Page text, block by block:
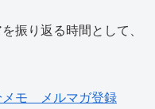
振り返る時間として、
モ メルマガ登録